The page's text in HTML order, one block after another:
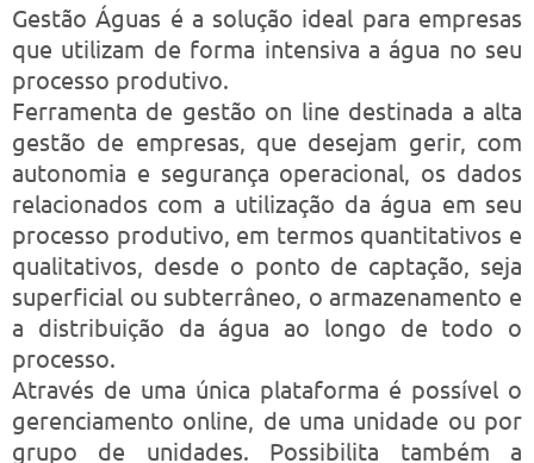
Gestão Águas é a solução ideal para empresas
que utilizam de forma intensiva a água no seu
processo produtivo.
Ferramenta de gestão on line destinada a alta
gestão de empresas, que desejam gerir, com
autonomia e segurança operacional, os dados
relacionados com a utilização da água em seu
processo produtivo, em termos quantitativos e
qualitativos, desde o ponto de captação, seja
superficial ou subterrâneo, o armazenamento e
a distribuição da água ao longo de todo o
processo.
Através de uma única plataforma é possível o
gerenciamento online, de uma unidade ou por
grupo de unidades. Possibilita também a